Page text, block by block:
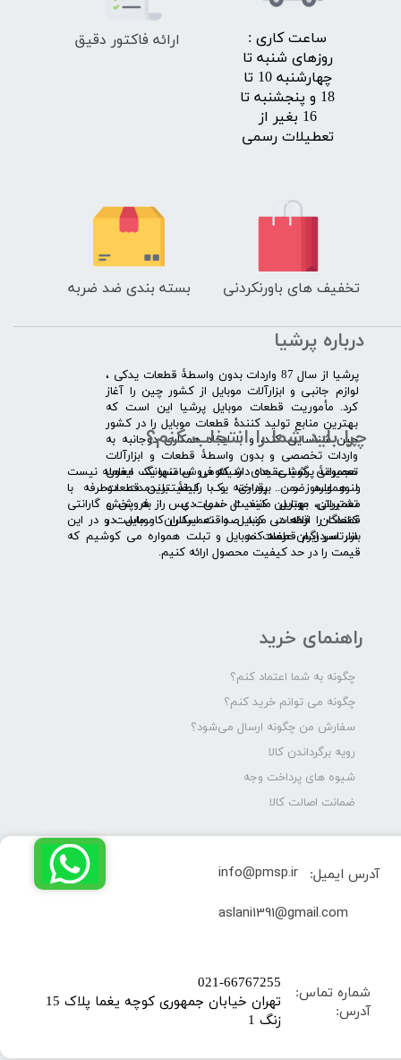
​ساعت کاری :
روزهای شنبه تا
چهارشنبه 10 تا
18 و پنجشنبه تا
16 بغیر از
تعطیلات رسمی
تخفیف های باورنکردنی بسته بندی ضد ضربه
ارائه فاکتور دقیق
درباره پرشیا
​پرشیا از سال 87 واردات بدون واسطۀ قطعات یدکی ،
لوازم جانبی و ابزارآلات موبایل از کشور چین را آغاز
کرد. مأموریت قطعات موبایل پرشیا این است که
بهترین منابع تولید کنندۀ قطعات موبایل را در کشور
چین شناسایی کند، و با ایجاد همکاری دوجانبه به
واردات تخصصی و بدون واسطۀ قطعات و ابزارآلات
تعمیراتی گوشی های شیائومی سامسونگ ایفون
لنوو ایسوز و .... پرداخته و با کیفیت­ترین قطعات
تعمیراتی موبایل مانند ال سی دی را به پخش
کنندگان قطعات موبایل و تعمیرکاران موبایل در
سرتاسر ایران عرضه کند.
راهنمای خرید
چگونه به شما اعتماد کنم؟
چگونه می توانم خرید کنم؟
سفارش من چگونه ارسال می‌شود؟
رویه برگرداندن کالا
شیوه های پرداخت وجه
ضمانت اصالت کالا
چرا باید شما را انتخاب کنم؟
​​ ​مجموعۀ پرشیا عقیده دارد که فروش تنها یک معامله نیست
و همواره ضمن برقراری یک رابطۀ بلندمدت دوطرفه با
مشتریان، بهترین کیفیت خدمات پس از فروش و گارانتی
قطعات را ارائه می­ کند. صداقت اساس کار ماست و در این
بازار سردرگم قطعات موبایل و تبلت همواره می کوشیم که
قیمت را در حد کیفیت محصول ارائه کنیم.
شماره تماس:
آدرس:
​021-66767255
تهران خیابان جمهوری کوچه یغما پلاک 15
زنگ 1
آدرس ایمیل:
info@pmsp.ir
​aslani1391@gmail.com